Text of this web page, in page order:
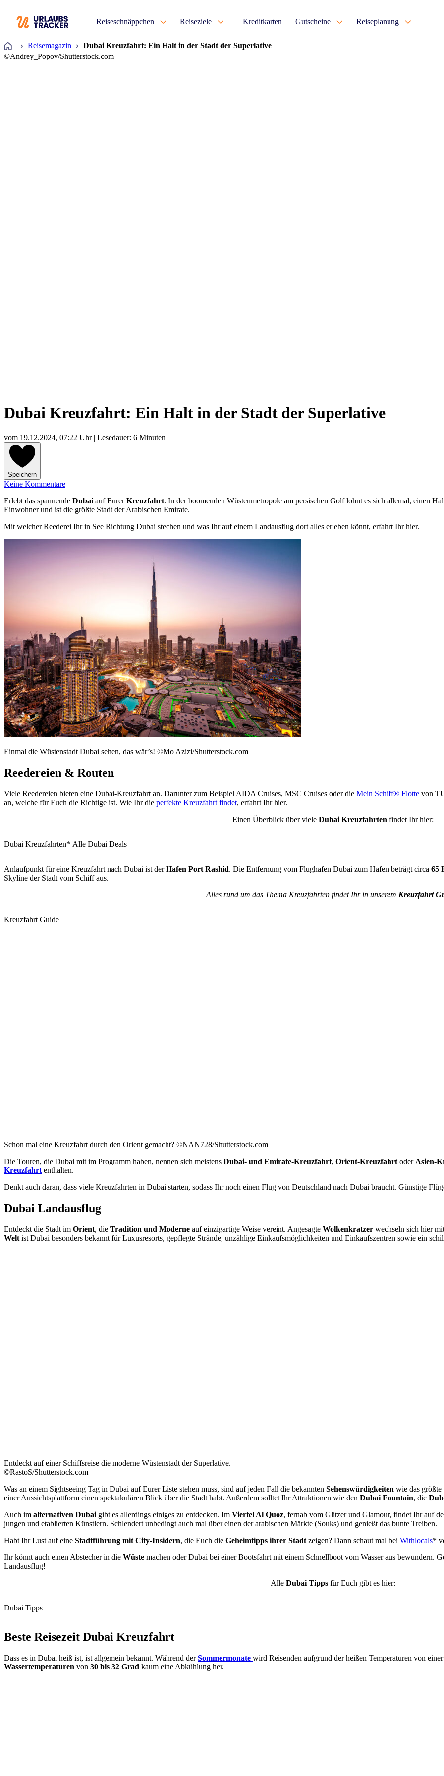
Reiseschnäppchen Reiseziele Kreditkarten Gutscheine Reiseplanung
Startseite
Reisemagazin
Dubai Kreuzfahrt: Ein Halt in der Stadt der Superlative
©Andrey_Popov/Shutterstock.com
Dubai Kreuzfahrt: Ein Halt in der Stadt der Superlative
vom 19.12.2024, 07:22 Uhr| Lesedauer: 6 Minuten
Speichern
Keine Kommentare
Erlebt das spannende Dubai auf EurerKreuzfahrt. In der boomenden Wüstenmetropole am persischen Golf lohnt es sich allemal, einen
Einwohner und ist die größte Stadt der Arabischen Emirate.
Mit welcher Reederei Ihr in See Richtung Dubai stechen und was Ihr auf einem Landausflug dort alles erleben könnt, erfahrt Ihr hier.
Einmal die Wüstenstadt Dubai sehen, das wär’s! ©Mo Azizi/Shutterstock.com
Reedereien & Routen
Viele Reedereien bieten eine Dubai-Kreuzfahrt an. Darunter zum Beispiel AIDA Cruises, MSC Cruises oder die Mein Schiff® Flotte von
an, welche für Euch die Richtige ist. Wie Ihr die perfekte Kreuzfahrt findet, erfahrt Ihr hier.
Einen Überblick über viele Dubai Kreuzfahrten findet Ihr hier:
Dubai Kreuzfahrten* Alle Dubai Deals
Anlaufpunkt für eine Kreuzfahrt nach Dubai ist derHafen Port Rashid. Die Entfernung vom Flughafen Dubai zum Hafen beträgt circa 65
Skyline der Stadt vom Schiff aus.
Alles rund um das Thema Kreuzfahrten findet Ihr in unserem Kreuzfahrt
Kreuzfahrt Guide
Schon mal eine Kreuzfahrt durch den Orient gemacht? ©NAN728/Shutterstock.com
Die Touren, die Dubai mit im Programm haben, nennen sich meistens Dubai- und Emirate-Kreuzfahrt, Orient-Kreuzfahrt oder Asien-
Kreuzfahrt enthalten.
Denkt auch daran, dass viele Kreuzfahrten in Dubai starten, sodass Ihr noch einen Flug von Deutschland nach Dubai braucht. Günstige
Dubai Landausflug
Entdeckt die Stadt im Orient, die Tradition und Moderne auf einzigartige Weise vereint. Angesagte Wolkenkratzer wechseln sich hier mit
Welt ist Dubai besonders bekannt für Luxusresorts, gepflegte Strände, unzählige Einkaufsmöglichkeiten und Einkaufszentren sowie ein
Entdeckt auf einer Schiffsreise die moderne Wüstenstadt der Superlative.
©RastoS/Shutterstock.com
Was an einem Sightseeing Tag in Dubai auf Eurer Liste stehen muss, sind auf jeden Fall die bekannten Sehenswürdigkeiten wie das größte
einer Aussichtsplattform einen spektakulären Blick über die Stadt habt. Außerdem solltet Ihr Attraktionen wie den Dubai Fountain, die
Auch im alternativen Dubai gibt es allerdings einiges zu entdecken. Im Viertel Al Quoz, fernab vom Glitzer und Glamour, findet Ihr auf
jungen und etablierten Künstlern. Schlendert unbedingt auch mal über einen der arabischen Märkte (Souks) und genießt das bunte Treiben.
Habt Ihr Lust auf eine Stadtführung mit City-Insidern, die Euch die Geheimtipps ihrer Stadt zeigen? Dann schaut mal bei Withlocals*
Ihr könnt auch einen Abstecher in die Wüste machen oder Dubai bei einer Bootsfahrt mit einem Schnellboot vom Wasser aus bewundern.
Landausflug!
Alle Dubai Tipps für Euch gibt es hier:
Dubai Tipps
Beste Reisezeit Dubai Kreuzfahrt
Dass es in Dubai heiß ist, ist allgemein bekannt. Während derSommermonate wird Reisenden aufgrund der heißen Temperaturen von
Wassertemperaturen von 30 bis 32 Grad kaum eine Abkühlung her.